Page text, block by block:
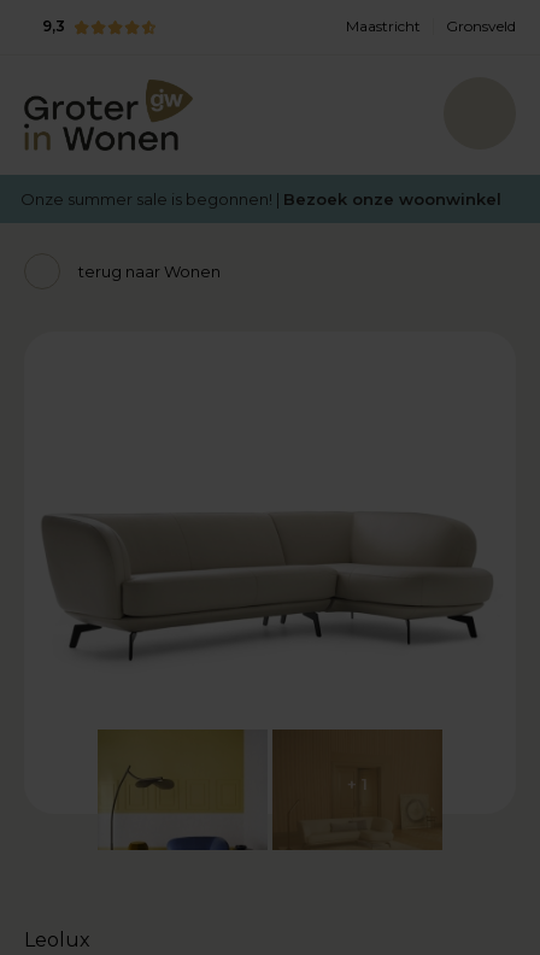
9,3 Maastricht Gronsveld
Onze summer sale is begonnen! | Bezoek onze woonwinkel
terug naar Wonen
+ 1
Leolux